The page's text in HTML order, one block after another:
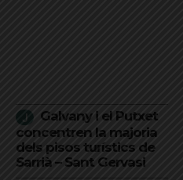
Galvany i el Putxet
concentren la majoria
dels pisos turístics de
Sarrià – Sant Gervasi